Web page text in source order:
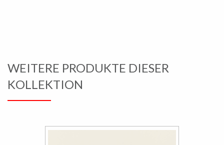
WEITERE PRODUKTE DIESER
KOLLEKTION